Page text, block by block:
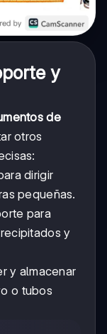
y
de
otros
dirigir
pequeñas.
para
y
y almacenar
o tubos